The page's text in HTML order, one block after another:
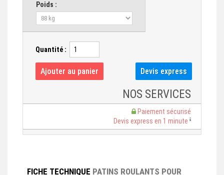
Poids :
Quantité :
NOS SERVICES
Paiement sécurisé
Devis express en 1 minute
FICHE TECHNIQUE PATINS ROULANTS POUR